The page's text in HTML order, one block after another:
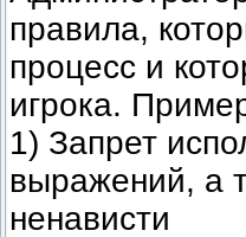
правила,
процесс и
игрока.
1) Запрет
выражений, а
ненависти